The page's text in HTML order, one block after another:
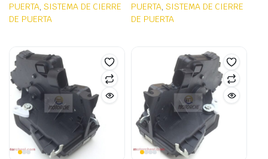
PUERTA, SISTEMA DE CIERRE
DE PUERTA
PUERTA, SISTEMA DE CIERRE
DE PUERTA